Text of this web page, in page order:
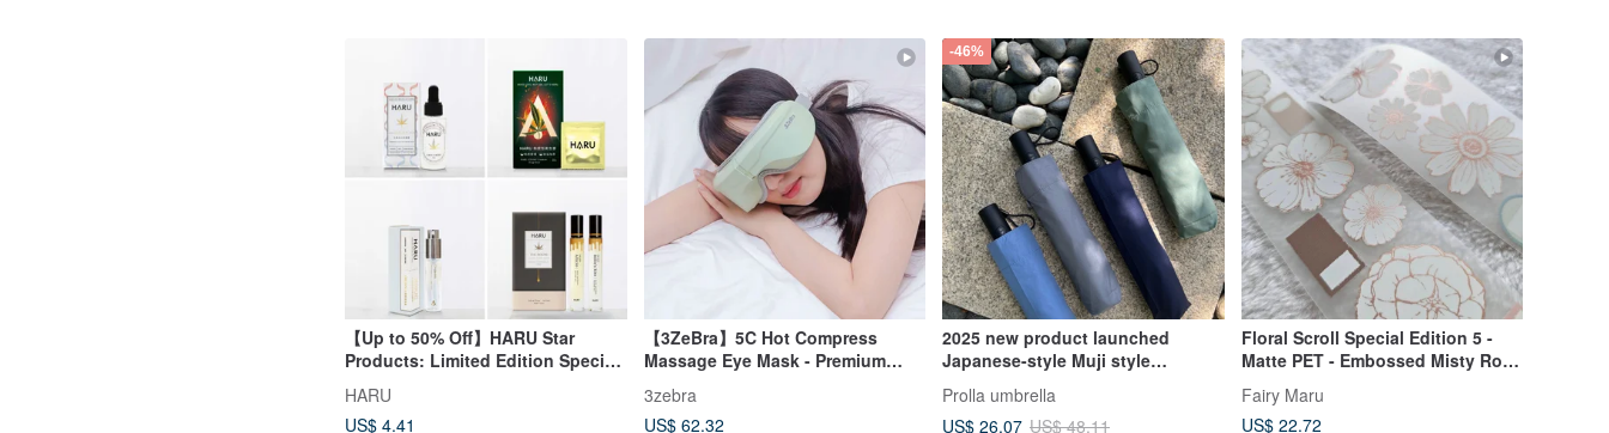
【Up to 50% Off】HARU Star
Products: Limited Edition Special
Offer Items - Lubricants,
Condoms, Lucky Bags, Intimate
HARU
US$ 4.41
【3ZeBra】5C Hot Compress
Massage Eye Mask - Premium
Edition
3zebra
US$ 62.32
-46%
2025 new product launched
Japanese-style Muji style
lightweight automatic umbrella 5-
level super water-repellent UV sun
Prolla umbrella
US$ 26.07 US$ 48.11
Floral Scroll Special Edition 5 -
Matte PET - Embossed Misty Rose
Gold
Fairy Maru
US$ 22.72